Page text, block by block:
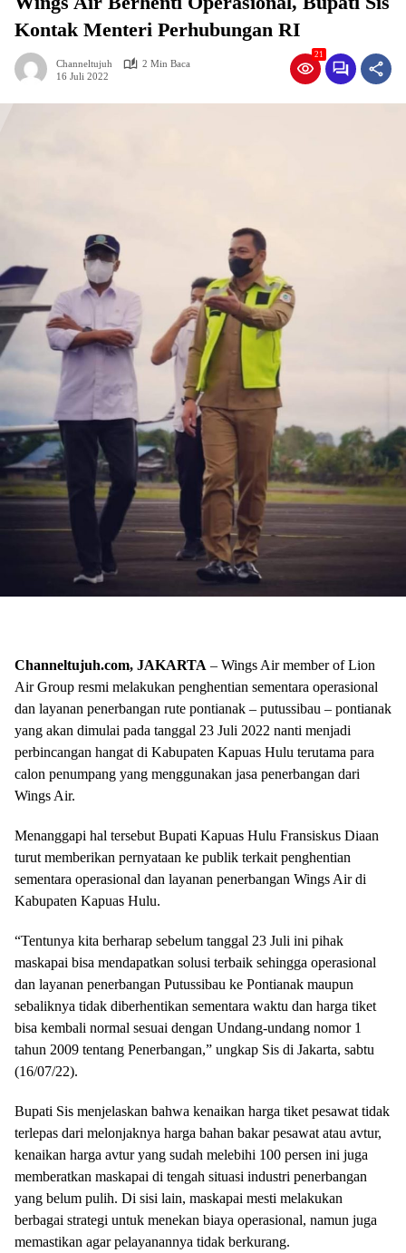
Kontak Menteri Perhubungan RI
Channeltujuh
2 Min Baca
16 Juli 2022
21
Channeltujuh.com, JAKARTA – Wings Air member of Lion
Air Group resmi melakukan penghentian sementara operasional
dan layanan penerbangan rute pontianak – putussibau – pontianak
yang akan dimulai pada tanggal 23 Juli 2022 nanti menjadi
perbincangan hangat di Kabupaten Kapuas Hulu terutama para
calon penumpang yang menggunakan jasa penerbangan dari
Wings Air.
Menanggapi hal tersebut Bupati Kapuas Hulu Fransiskus Diaan
turut memberikan pernyataan ke publik terkait penghentian
sementara operasional dan layanan penerbangan Wings Air di
Kabupaten Kapuas Hulu.
“Tentunya kita berharap sebelum tanggal 23 Juli ini pihak
maskapai bisa mendapatkan solusi terbaik sehingga operasional
dan layanan penerbangan Putussibau ke Pontianak maupun
sebaliknya tidak diberhentikan sementara waktu dan harga tiket
bisa kembali normal sesuai dengan Undang-undang nomor 1
tahun 2009 tentang Penerbangan,” ungkap Sis di Jakarta, sabtu
(16/07/22).
Bupati Sis menjelaskan bahwa kenaikan harga tiket pesawat tidak
terlepas dari melonjaknya harga bahan bakar pesawat atau avtur,
kenaikan harga avtur yang sudah melebihi 100 persen ini juga
memberatkan maskapai di tengah situasi industri penerbangan
yang belum pulih. Di sisi lain, maskapai mesti melakukan
berbagai strategi untuk menekan biaya operasional, namun juga
memastikan agar pelayanannya tidak berkurang.